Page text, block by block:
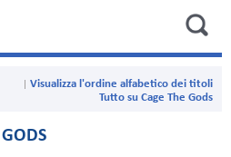
Visualizza l'ordine alfabetico dei titoli
Tutto su Cage The Gods